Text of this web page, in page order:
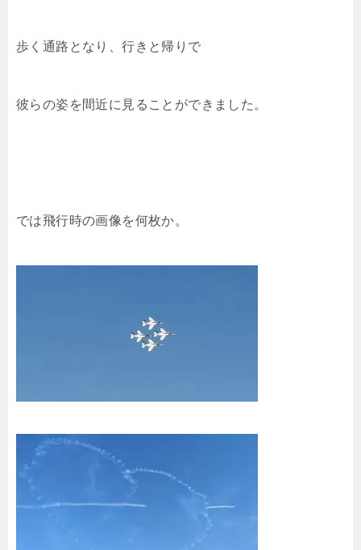
歩く通路となり、行きと帰りで
彼らの姿を間近に見ることができました。
では飛行時の画像を何枚か。